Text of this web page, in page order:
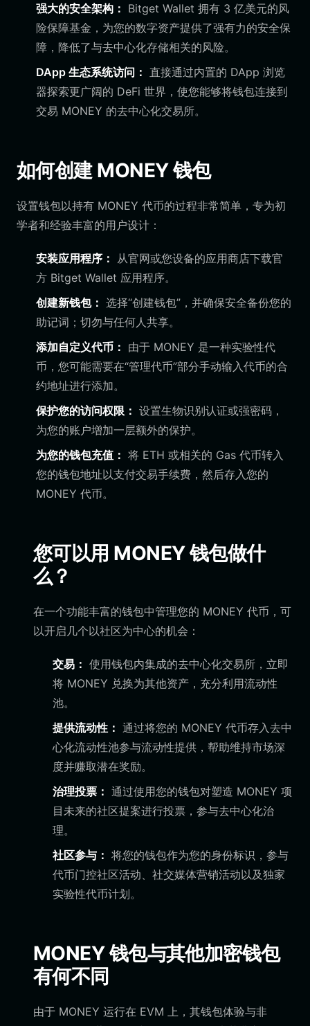
强大的安全架构： Bitget Wallet 拥有 3 亿美元的风
险保障基金，为您的数字资产提供了强有力的安全保
障，降低了与去中心化存储相关的风险。
DApp 生态系统访问： 直接通过内置的 DApp 浏览
器探索更广阔的 DeFi 世界，使您能够将钱包连接到
交易 MONEY 的去中心化交易所。
如何创建 MONEY 钱包
设置钱包以持有 MONEY 代币的过程非常简单，专为初
学者和经验丰富的用户设计：
安装应用程序： 从官网或您设备的应用商店下载官
方 Bitget Wallet 应用程序。
创建新钱包： 选择“创建钱包”，并确保安全备份您的
助记词；切勿与任何人共享。
添加自定义代币： 由于 MONEY 是一种实验性代
币，您可能需要在“管理代币”部分手动输入代币的合
约地址进行添加。
保护您的访问权限： 设置生物识别认证或强密码，
为您的账户增加一层额外的保护。
为您的钱包充值： 将 ETH 或相关的 Gas 代币转入
您的钱包地址以支付交易手续费，然后存入您的
MONEY 代币。
您可以用 MONEY 钱包做什
么？
在一个功能丰富的钱包中管理您的 MONEY 代币，可
以开启几个以社区为中心的机会：
交易： 使用钱包内集成的去中心化交易所，立即
将 MONEY 兑换为其他资产，充分利用流动性
池。
提供流动性： 通过将您的 MONEY 代币存入去中
心化流动性池参与流动性提供，帮助维持市场深
度并赚取潜在奖励。
治理投票： 通过使用您的钱包对塑造 MONEY 项
目未来的社区提案进行投票，参与去中心化治
理。
社区参与： 将您的钱包作为您的身份标识，参与
代币门控社区活动、社交媒体营销活动以及独家
实验性代币计划。
MONEY 钱包与其他加密钱包
有何不同
由于 MONEY 运行在 EVM 上，其钱包体验与非